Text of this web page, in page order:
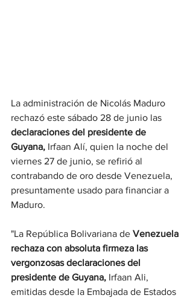
La administración de Nicolás Maduro
rechazó este sábado 28 de junio las
declaraciones del presidente de
Guyana, Irfaan Alí, quien la noche del
viernes 27 de junio, se refirió al
contrabando de oro desde Venezuela,
presuntamente usado para financiar a
Maduro.
"La República Bolivariana de Venezuela
rechaza con absoluta firmeza las
vergonzosas declaraciones del
presidente de Guyana, Irfaan Ali,
emitidas desde la Embajada de Estados